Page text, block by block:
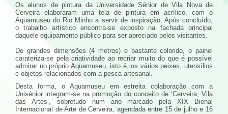
Os alunos de pintura da Universidade Sénior de Vila Nova de
Cerveira elaboraram uma tela de pintura em acrílico, com o
Aquamuseu do Rio Minho a servir de inspiração. Após concluído,
o trabalho artístico encontra-se exposto na fachada principal
daquele equipamento público para ser apreciado pelos visitantes.
De grandes dimensões (4 metros) e bastante colorido, o painel
carateriza-se pela criatividade ao recriar muito do que é possível
admirar no próprio Aquamuseu, isto é, os vários peixes, utensílios
e objetos relacionados com a pesca artesanal.
Desta forma, o Aquamuseu em estreita colaboração com a
Unisénior integram-se na promoção do conceito de ‘Cerveira, Vila
das Artes’, sobretudo num ano marcado pela XIX Bienal
Internacional de Arte de Cerveira, agendada entre 15 de julho e 16